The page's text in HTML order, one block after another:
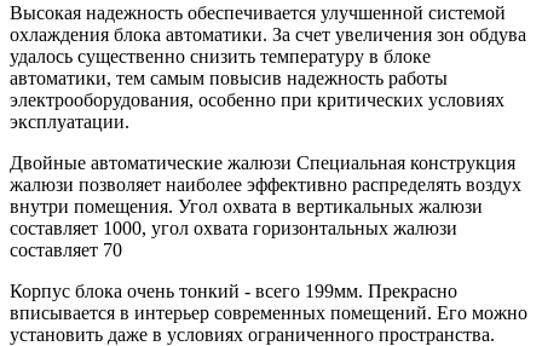
Высокая надежность обеспечивается улучшенной системой
охлаждения блока автоматики. За счет увеличения зон обдува
удалось существенно снизить температуру в блоке
автоматики, тем самым повысив надежность работы
электрооборудования, особенно при критических условиях
эксплуатации.
Двойные автоматические жалюзи Специальная конструкция
жалюзи позволяет наиболее эффективно распределять воздух
внутри помещения. Угол охвата в вертикальных жалюзи
составляет 1000, угол охвата горизонтальных жалюзи
составляет 70
Корпус блока очень тонкий - всего 199мм. Прекрасно
вписывается в интерьер современных помещений. Его можно
установить даже в условиях ограниченного пространства.